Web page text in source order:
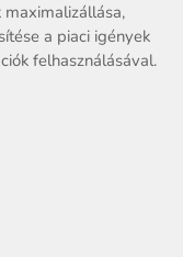
maximalizállása,
a piaci igények
felhasználásával.